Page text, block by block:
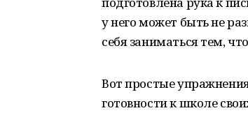
у него может быть не
себя заниматься тем,
Вот простые
готовности к школе